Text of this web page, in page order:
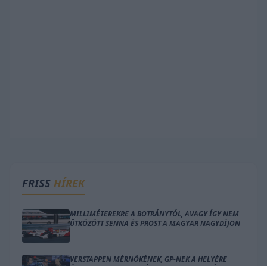
FRISS HÍREK
MILLIMÉTEREKRE A BOTRÁNYTÓL, AVAGY ÍGY NEM
ÜTKÖZÖTT SENNA ÉS PROST A MAGYAR NAGYDÍJON
VERSTAPPEN MÉRNÖKÉNEK, GP-NEK A HELYÉRE